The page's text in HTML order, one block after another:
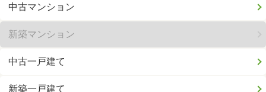
中古マンション
新築マンション
中古一戸建て
新築一戸建て